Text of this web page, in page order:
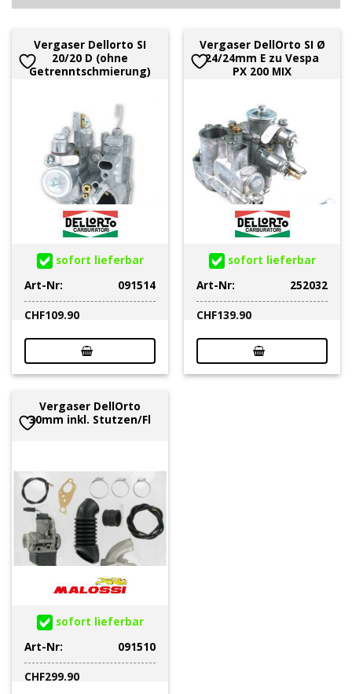
Vergaser Dellorto SI
20/20 D (ohne
Getrenntschmierung)
sofort lieferbar
Art-Nr:
091514
CHF109.90
Vergaser DellOrto SI Ø
24/24mm E zu Vespa
PX 200 MIX
sofort lieferbar
Art-Nr:
252032
CHF139.90
Vergaser DellOrto
30mm inkl. Stutzen/Fl
sofort lieferbar
Art-Nr:
091510
CHF299.90